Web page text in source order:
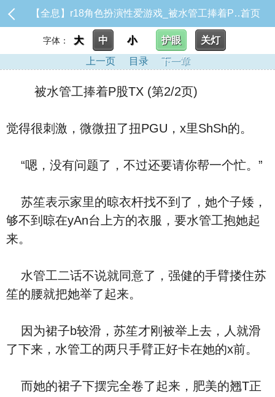
【全息】r18角色扮演性爱游戏_被水管工捧着P股TX首页
字体： 大 中 小 护眼
关灯
上一页
目录 下一章
被水管工捧着P股TX (第2/2页)
觉得很刺激，微微扭了扭PGU，x里ShSh的。
“嗯，没有问题了，不过还要请你帮一个忙。”
苏笙表示家里的晾衣杆找不到了，她个子矮，
够不到晾在yAn台上方的衣服，要水管工抱她起
来。
水管工二话不说就同意了，强健的手臂搂住苏
笙的腰就把她举了起来。
因为裙子b较滑，苏笙才刚被举上去，人就滑
了下来，水管工的两只手臂正好卡在她的x前。
而她的裙子下摆完全卷了起来，肥美的翘T正